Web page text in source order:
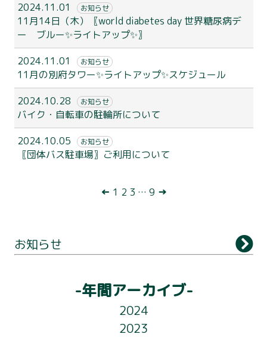
別府タワーについて
アクセス
ライトアップ
2024.11.01
お知らせ
11月14日（木）〖world diabetes day 世界糖尿病デ
ー ブルー✨ライトアップ✨〗
2024.11.01
お知らせ
11月の別府タワー✨ライトアップ✨スケジュール
2024.10.28
お知らせ
バイク・自転車の駐輪所について
2024.10.05
お知らせ
〖団体バス駐車場〗ご利用について
ナ
ビ
← 1 2 3 … 9 →
お知らせ
-年間アーカイブ-
2024
2023